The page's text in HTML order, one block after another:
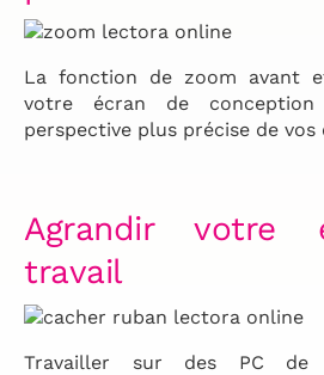
La fonction de zoom avant
votre écran de
perspective plus précise de vos
Agrandir votre
travail
Travailler sur des PC